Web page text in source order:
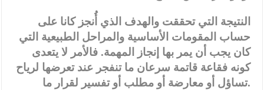
النتيجة التي تحققت والهدف الذي أُنجز كانا على
حساب المقومات الأساسية والمراحل الطبيعية التي
كان يجب أن يمر بها إنجاز المهمة. فالأمر لا يتعدى
كونه فقاعة قاتمة سرعان ما تنفجر عند تعرضها لرياح
تساؤل أو معارضة أو مطلب أو تفسير لقرار ما.